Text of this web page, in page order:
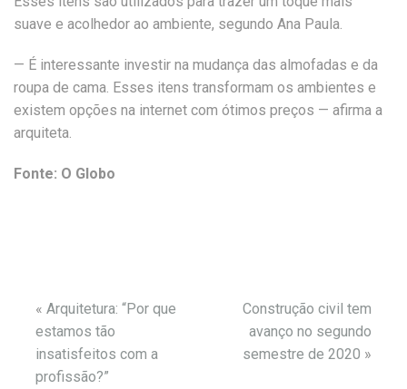
suave e acolhedor ao ambiente, segundo Ana Paula.
— É interessante investir na mudança das almofadas e da
roupa de cama. Esses itens transformam os ambientes e
existem opções na internet com ótimos preços — afirma a
arquiteta.
Fonte: O Globo
« Arquitetura: “Por que
estamos tão
insatisfeitos com a
profissão?”
Construção civil tem
avanço no segundo
semestre de 2020 »